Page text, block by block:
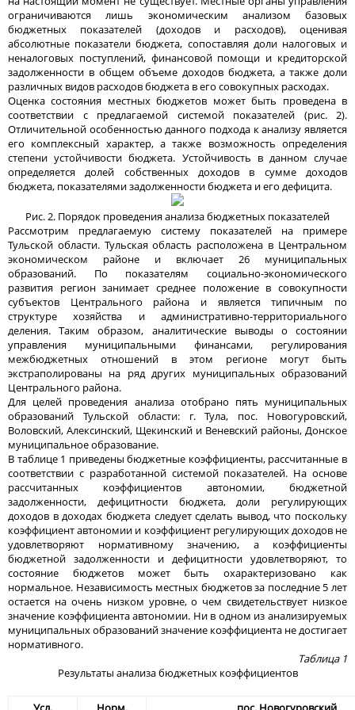
ограничиваются лишь экономическим анализом базовых
бюджетных показателей (доходов и расходов), оценивая
абсолютные показатели бюджета, сопоставляя доли налоговых и
неналоговых поступлений, финансовой помощи и кредиторской
задолженности в общем объеме доходов бюджета, а также доли
различных видов расходов бюджета в его совокупных расходах.
Оценка состояния местных бюджетов может быть проведена в
соответствии с предлагаемой системой показателей (рис. 2).
Отличительной особенностью данного подхода к анализу является
его комплексный характер, а также возможность определения
степени устойчивости бюджета. Устойчивость в данном случае
определяется долей собственных доходов в сумме доходов
бюджета, показателями задолженности бюджета и его дефицита.
Рис. 2. Порядок проведения анализа бюджетных показателей
Рассмотрим предлагаемую систему показателей на примере
Тульской области. Тульская область расположена в Центральном
экономическом районе и включает 26 муниципальных
образований. По показателям социально-экономического
развития регион занимает среднее положение в совокупности
субъектов Центрального района и является типичным по
структуре хозяйства и административно-территориального
деления. Таким образом, аналитические выводы о состоянии
управления муниципальными финансами, регулирования
межбюджетных отношений в этом регионе могут быть
экстраполированы на ряд других муниципальных образований
Центрального района.
Для целей проведения анализа отобрано пять муниципальных
образований Тульской области: г. Тула, пос. Новогуровский,
Воловский, Алексинский, Щекинский и Веневский районы, Донское
муниципальное образование.
В таблице 1 приведены бюджетные коэффициенты, рассчитанные в
соответствии с разработанной системой показателей. На основе
рассчитанных коэффициентов автономии, бюджетной
задолженности, дефицитности бюджета, доли регулирующих
доходов в доходах бюджета следует сделать вывод, что поскольку
коэффициент автономии и коэффициент регулирующих доходов не
удовлетворяют нормативному значению, а коэффициенты
бюджетной задолженности и дефицитности удовлетворяют, то
состояние бюджетов может быть охарактеризовано как
нормальное. Независимость местных бюджетов за последние 5 лет
остается на очень низком уровне, о чем свидетельствует низкое
значение коэффициента автономии. Ни в одном из анализируемых
муниципальных образований значение коэффициента не достигает
нормативного.
Таблица 1
Результаты анализа бюджетных коэффициентов